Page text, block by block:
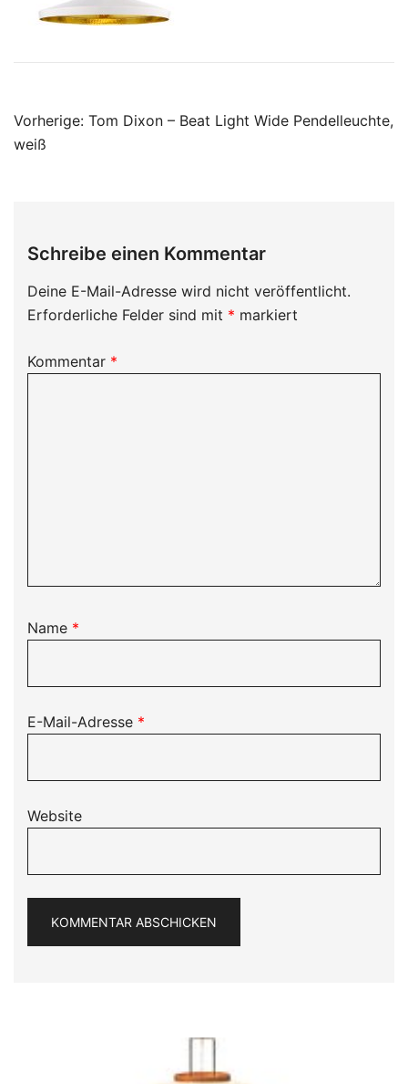
Beitragsnavigation
Vorherige: Tom Dixon – Beat Light Wide Pendelleuchte,
weiß
Schreibe einen Kommentar
Deine E-Mail-Adresse wird nicht veröffentlicht.
Erforderliche Felder sind mit * markiert
Kommentar *
Name *
E-Mail-Adresse *
Website